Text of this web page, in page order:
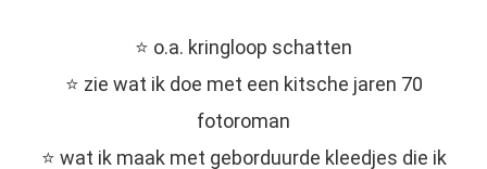
⭐️ o.a. kringloop schatten
⭐️ zie wat ik doe met een kitsche jaren 70
fotoroman
⭐️ wat ik maak met geborduurde kleedjes die ik